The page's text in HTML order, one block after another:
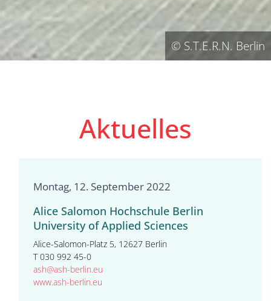
© S.T.E.R.N. Berlin
Aktuelles
Montag, 12. September 2022
Alice Salomon Hochschule Berlin
University of Applied Sciences
Alice-Salomon-Platz 5, 12627 Berlin
T 030 992 45-0
ash@ash-berlin.eu
www.ash-berlin.eu